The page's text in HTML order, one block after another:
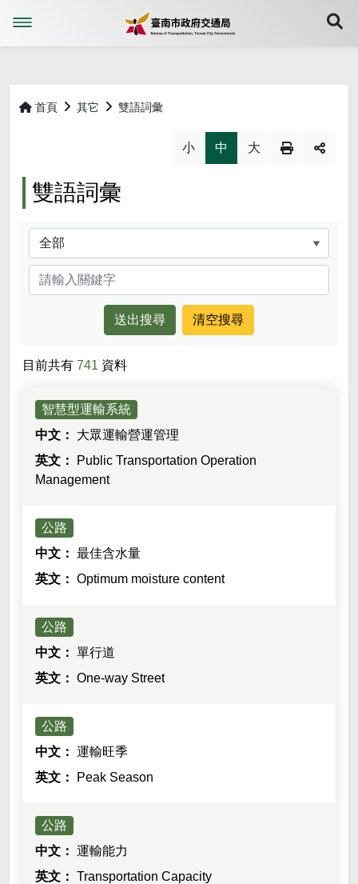
首頁 其它 雙語詞彙
略過字型切換，社群分享工具列
小 中 大
雙語詞彙
分類
關鍵字
目前共有 741 資料
智慧型運輸系統
大眾運輸營運管理
Public Transportation Operation
Management
公路
最佳含水量
Optimum moisture content
公路
單行道
One-way Street
公路
運輸旺季
Peak Season
公路
運輸能力
Transportation Capacity